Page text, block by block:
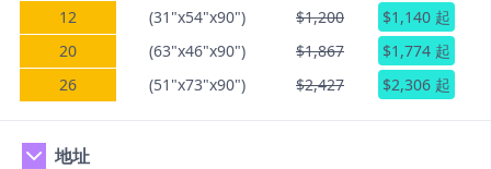
12
(31"x54"x90") $1,200
$1,140 起
20
(63"x46"x90") $1,867
$1,774 起
26
(51"x73"x90") $2,427 $2,306 起
地址